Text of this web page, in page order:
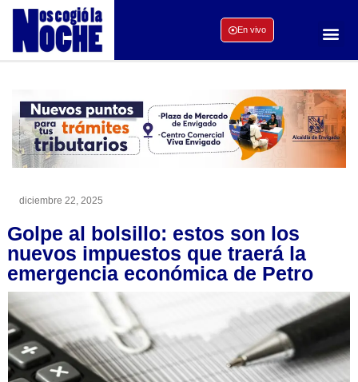
En vivo
diciembre 22, 2025
Golpe al bolsillo: estos son los
nuevos impuestos que traerá la
emergencia económica de Petro